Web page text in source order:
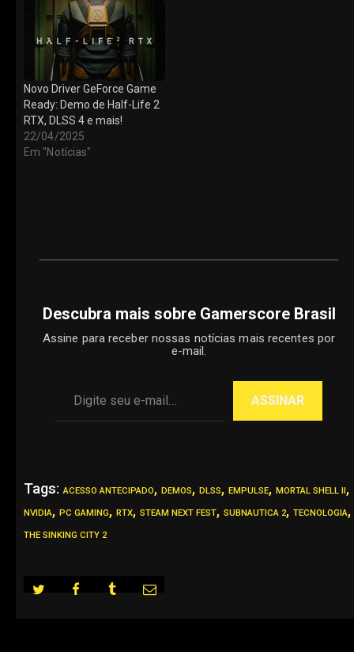
Novo Driver GeForce Game
Ready: Demo de Half-Life 2
RTX, DLSS 4 e mais!
22/04/2025
Em "Notícias"
Descubra mais sobre Gamerscore Brasil
Assine para receber nossas notícias mais recentes por
e-mail.
ASSINAR
Tags: ACESSO ANTECIPADO, DEMOS, DLSS, EMPULSE, MORTAL SHELL II,
NVIDIA, PC GAMING, RTX, STEAM NEXT FEST, SUBNAUTICA 2, TECNOLOGIA,
THE SINKING CITY 2